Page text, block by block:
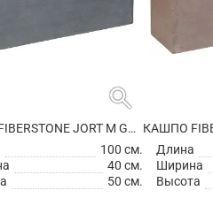
search
КАШПО FIBERSTONE JORT M GREY
100 см.
40 см.
50 см.
Длина
Ширина
Высота